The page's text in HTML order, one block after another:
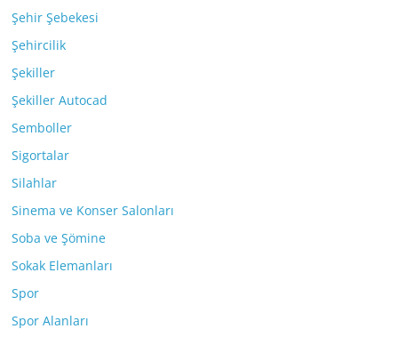
Şehir Şebekesi
Şehircilik
Şekiller
Şekiller Autocad
Semboller
Sigortalar
Silahlar
Sinema ve Konser Salonları
Soba ve Şömine
Sokak Elemanları
Spor
Spor Alanları